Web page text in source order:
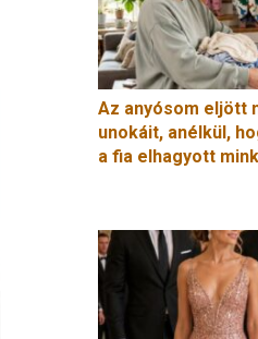
Az anyósom eljött
unokáit, anélkül,
a fia elhagyott